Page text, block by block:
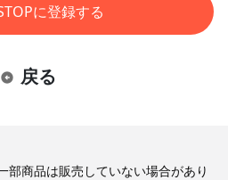
に登録する
戻る
部商品は販売していない場合があり